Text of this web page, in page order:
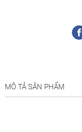
MÔ TẢ SẢN PHẨM